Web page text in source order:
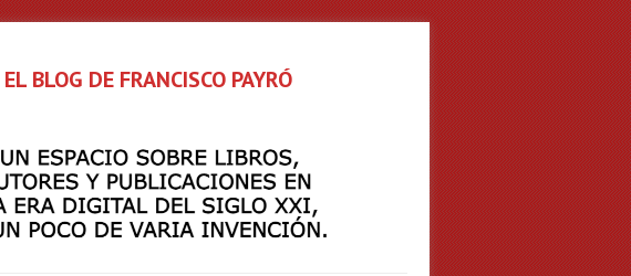
EL BLOG DE FRANCISCO PAYRÓ